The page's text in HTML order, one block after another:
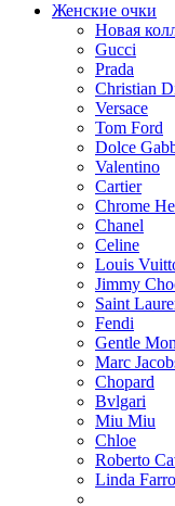
Женские очки
Новая
Gucci
Prada
Christian
Versace
Tom Ford
Dolce
Valentino
Cartier
Chrome
Chanel
Celine
Louis
Jimmy
Saint
Fendi
Gentle
Marc
Chopard
Bvlgari
Miu Miu
Chloe
Roberto
Linda